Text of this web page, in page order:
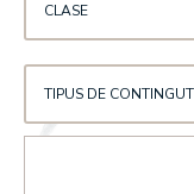
CLASE
TIPUS DE CONTINGUT